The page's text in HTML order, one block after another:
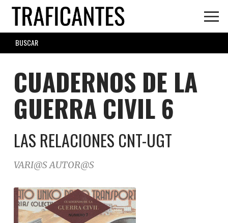
Skip
main
content
SEARCH
FORM
CUADERNOS DE LA
GUERRA CIVIL 6
LAS RELACIONES CNT-UGT
VARI@S AUTOR@S